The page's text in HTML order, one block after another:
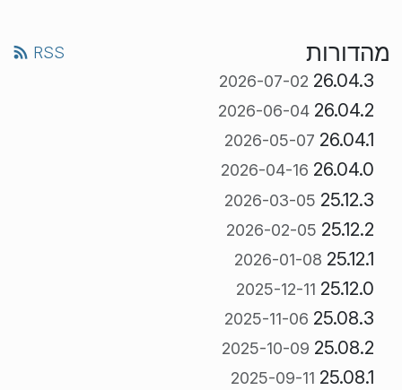
מהדורות RSS
26.04.3
2026-07-02
26.04.2
2026-06-04
26.04.1
2026-05-07
26.04.0
2026-04-16
25.12.3
2026-03-05
25.12.2
2026-02-05
25.12.1
2026-01-08
25.12.0
2025-12-11
25.08.3
2025-11-06
25.08.2
2025-10-09
25.08.1
2025-09-11